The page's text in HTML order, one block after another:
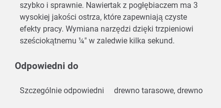
szybko i sprawnie. Nawiertak z pogłębiaczem ma 3
wysokiej jakości ostrza, które zapewniają czyste
efekty pracy. Wymiana narzędzi dzięki trzpieniowi
sześciokątnemu ¼″ w zaledwie kilka sekund.
Odpowiedni do
Szczególnie odpowiedni drewno tarasowe, drewno